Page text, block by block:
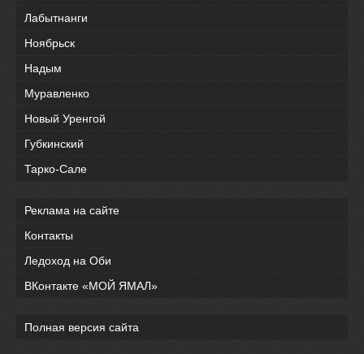
Лабытнанги
Ноябрьск
Надым
Муравленко
Новый Уренгой
Губкинский
Тарко-Сале
Реклама на сайте
Контакты
Ледоход на Оби
ВКонтакте «МОЙ ЯМАЛ»
Полная версия сайта